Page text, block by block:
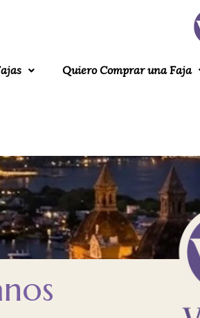
Quiero Comprar una Faja